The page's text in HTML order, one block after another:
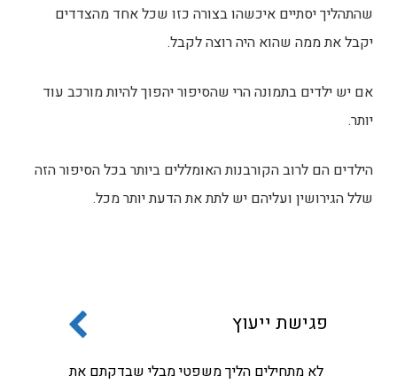
שהתהליך יסתיים איכשהו בצורה כזו שכל אחד מהצדדים
יקבל את ממה שהוא היה רוצה לקבל.
אם יש ילדים בתמונה הרי שהסיפור יהפוך להיות מורכב עוד
יותר.
הילדים הם לרוב הקורבנות האומללים ביותר בכל הסיפור הזה
שלל הגירושין ועליהם יש לתת את הדעת יותר מכל.
פגישת ייעוץ
לא מתחילים הליך משפטי מבלי שבדקתם את